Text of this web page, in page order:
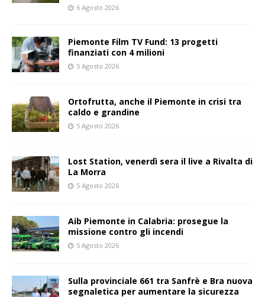
6 Agosto 2026
Piemonte Film TV Fund: 13 progetti
finanziati con 4 milioni
5 Agosto 2026
Ortofrutta, anche il Piemonte in crisi tra
caldo e grandine
5 Agosto 2026
Lost Station, venerdì sera il live a Rivalta di
La Morra
5 Agosto 2026
Aib Piemonte in Calabria: prosegue la
missione contro gli incendi
5 Agosto 2026
Sulla provinciale 661 tra Sanfrè e Bra nuova
segnaletica per aumentare la sicurezza